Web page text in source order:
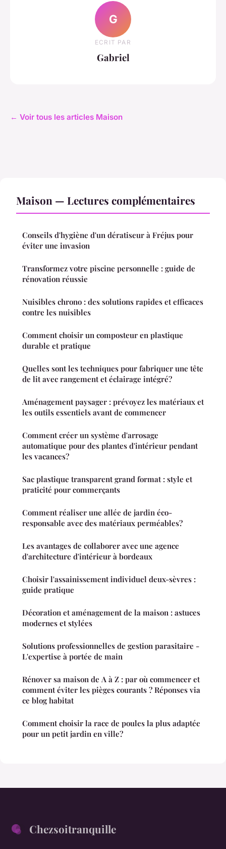
G
ECRIT PAR
Gabriel
← Voir tous les articles Maison
Maison — Lectures complémentaires
Conseils d'hygiène d'un dératiseur à Fréjus pour
éviter une invasion
Transformez votre piscine personnelle : guide de
rénovation réussie
Nuisibles chrono : des solutions rapides et efficaces
contre les nuisibles
Comment choisir un composteur en plastique
durable et pratique
Quelles sont les techniques pour fabriquer une tête
de lit avec rangement et éclairage intégré?
Aménagement paysager : prévoyez les matériaux et
les outils essentiels avant de commencer
Comment créer un système d'arrosage
automatique pour des plantes d'intérieur pendant
les vacances?
Sac plastique transparent grand format : style et
praticité pour commerçants
Comment réaliser une allée de jardin éco-
responsable avec des matériaux perméables?
Les avantages de collaborer avec une agence
d'architecture d'intérieur à bordeaux
Choisir l'assainissement individuel deux-sèvres :
guide pratique
Décoration et aménagement de la maison : astuces
modernes et stylées
Solutions professionnelles de gestion parasitaire -
L'expertise à portée de main
Rénover sa maison de A à Z : par où commencer et
comment éviter les pièges courants ? Réponses via
ce blog habitat
Comment choisir la race de poules la plus adaptée
pour un petit jardin en ville?
Chezsoitranquille